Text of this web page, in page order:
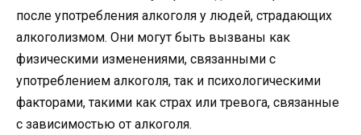
после употребления алкоголя у людей, страдающих
алкоголизмом. Они могут быть вызваны как
физическими изменениями, связанными с
употреблением алкоголя, так и психологическими
факторами, такими как страх или тревога, связанные
с зависимостью от алкоголя.